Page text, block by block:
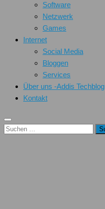
Software
Netzwerk
Games
Internet
Social Media
Bloggen
Services
Über uns -Addis Techblog
Kontakt
Suchen